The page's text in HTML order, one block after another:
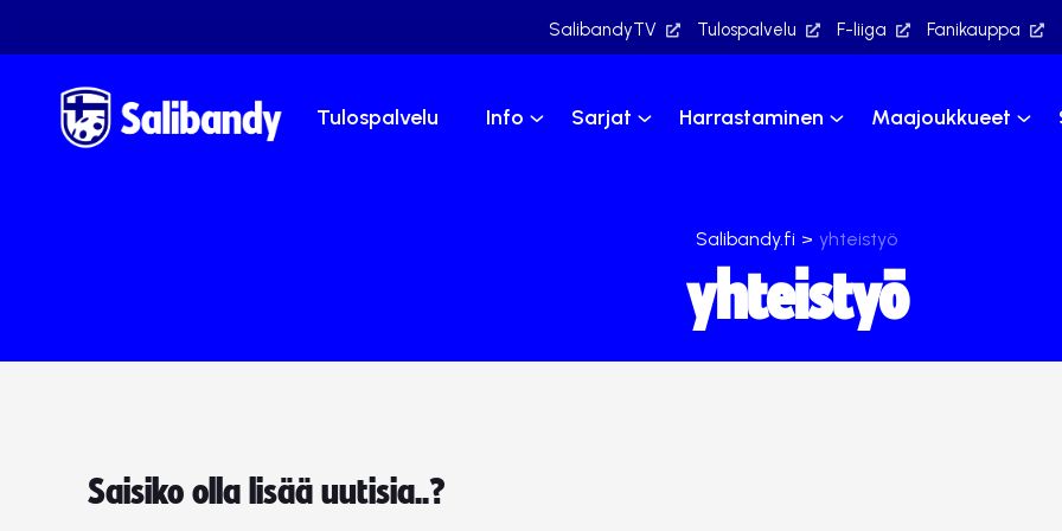
SalibandyTV Tulospalvelu F-liiga Fanikauppa
Tulospalvelu Info Sarjat Harrastaminen Maajoukkueet
Salibandy.fi > yhteistyö
yhteistyö
Saisiko olla lisää uutisia..?